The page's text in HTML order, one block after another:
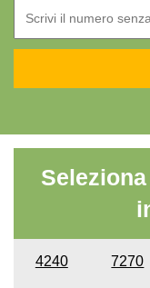
4240 7270